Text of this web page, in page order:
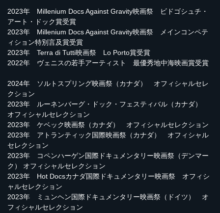
2023年 Millenium Docs Against Gravity映画祭 ビドゴシュチ・
アート・ドック賞受賞
2023年 Millenium Docs Against Gravity映画祭 メインコンペテ
ィション特別言及賞受賞
2023年 Terra di Tutti映画祭 Lo Porto賞受賞
2022年 ヴェニスの若手アーティスト 最優秀地中海映画賞受賞
2024年 ソルトスプリング映画祭（カナダ） オフィシャルセレ
クション
2023年 ルーネンバーグ・ドック・フェスティバル（カナダ）
オフィシャルセレクション
2023年 ケベック映画祭（カナダ） オフィシャルセレクション
2023年 アトランティック国際映画祭（カナダ） オフィシャル
セレクション
2023年 コペンハーゲン国際ドキュメンタリー映画祭（デンマー
ク） オフィシャルセレクション
2023年 Hot Docsカナダ国際ドキュメンタリー映画祭 オフィシ
ャルセレクション
2023年 ミュンヘン国際ドキュメンタリー映画祭（ドイツ） オ
フィシャルセレクション